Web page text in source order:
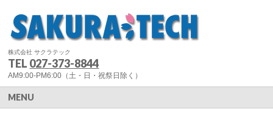
株式会社 サクラテック
TEL 027-373-8844
AM9:00-PM6:00（土・日・祝祭日除く）
MENU